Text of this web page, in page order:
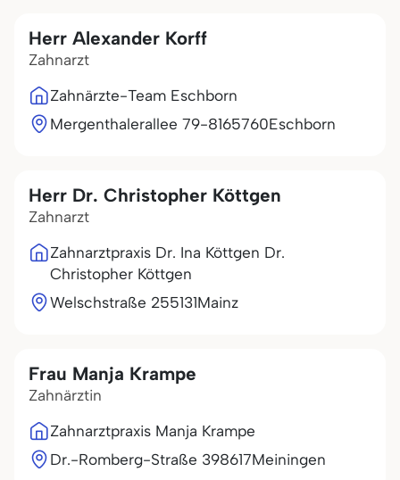
Herr Alexander Korff
Zahnarzt
Zahnärzte-Team Eschborn
Mergenthalerallee 79-8165760Eschborn
Herr Dr. Christopher Köttgen
Zahnarzt
Zahnarztpraxis Dr. Ina Köttgen Dr.
Christopher Köttgen
Welschstraße 255131Mainz
Frau Manja Krampe
Zahnärztin
Zahnarztpraxis Manja Krampe
Dr.-Romberg-Straße 398617Meiningen